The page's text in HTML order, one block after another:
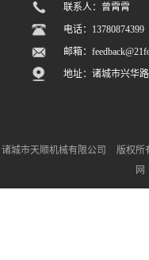
联系人：曾霄霄
电话：13780874399
邮箱：
地址：诸城市兴华
诸城市天顺机械有限公司 版权所
网